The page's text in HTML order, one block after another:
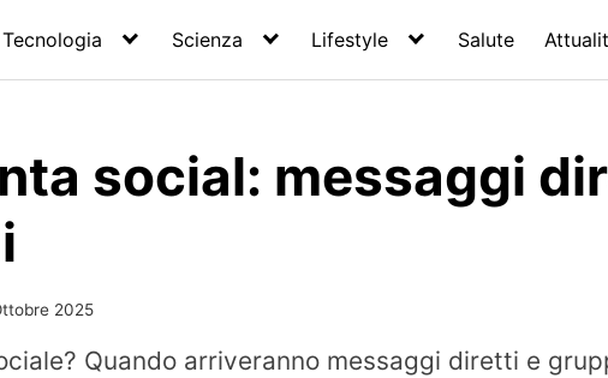
Tecnologia Scienza Lifestyle Salute
social: messaggi
2025
Quando arriveranno messaggi diretti e